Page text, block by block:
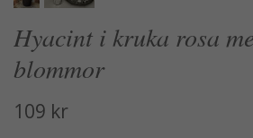
Hyacint i kruka rosa
blommor
109 kr